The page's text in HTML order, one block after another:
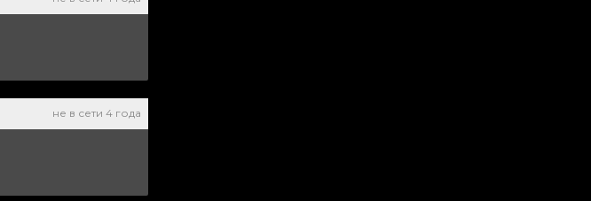
не в сети 4 года